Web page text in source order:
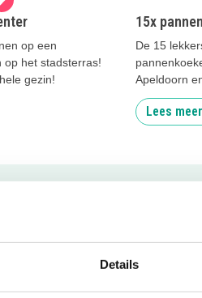
Details
op een
op het stadsterras!
gezin!
15x
De 15
Apeldoorn
Lees meer